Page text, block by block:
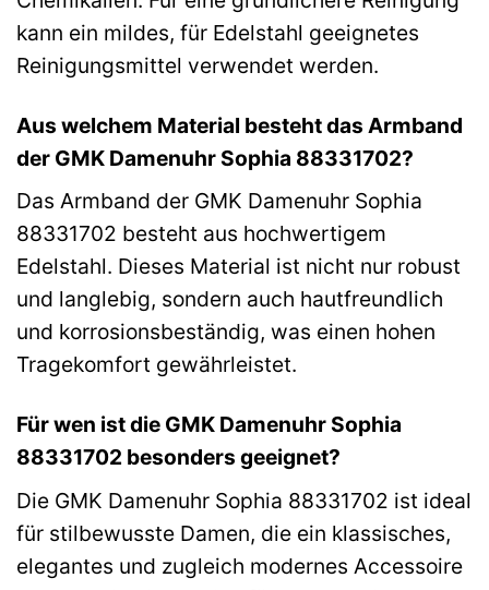
kann ein mildes, für Edelstahl geeignetes
Reinigungsmittel verwendet werden.
Aus welchem Material besteht das Armband
der GMK Damenuhr Sophia 88331702?
Das Armband der GMK Damenuhr Sophia
88331702 besteht aus hochwertigem
Edelstahl. Dieses Material ist nicht nur robust
und langlebig, sondern auch hautfreundlich
und korrosionsbeständig, was einen hohen
Tragekomfort gewährleistet.
Für wen ist die GMK Damenuhr Sophia
88331702 besonders geeignet?
Die GMK Damenuhr Sophia 88331702 ist ideal
für stilbewusste Damen, die ein klassisches,
elegantes und zugleich modernes Accessoire